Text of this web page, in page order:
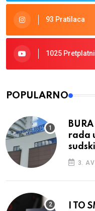
93 Pratilaca
1025
POPULARNO
rada
3.
I TO